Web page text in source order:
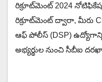
రిక్రూట్‌మెంట్ 2024
రిక్రూట్‌మెంట్ ద్వారా, మీరు
ఆఫ్ పోలీస్ (DSP)
అభ్యర్థుల నుంచి సీబీఐ